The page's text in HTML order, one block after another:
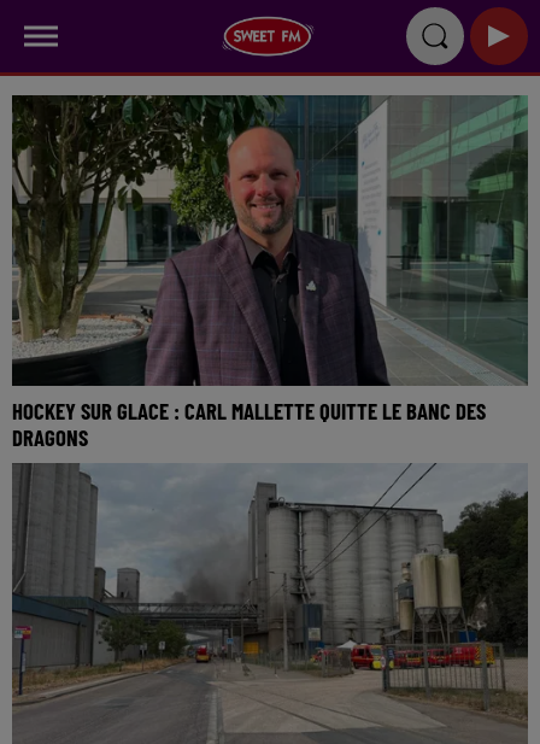
HOCKEY SUR GLACE : CARL MALLETTE QUITTE LE BANC DES
DRAGONS